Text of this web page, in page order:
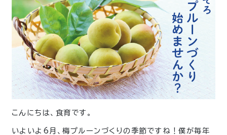
こんにちは、食育です。
いよいよ6月、梅プルーンづくりの季節ですね！僕が毎年